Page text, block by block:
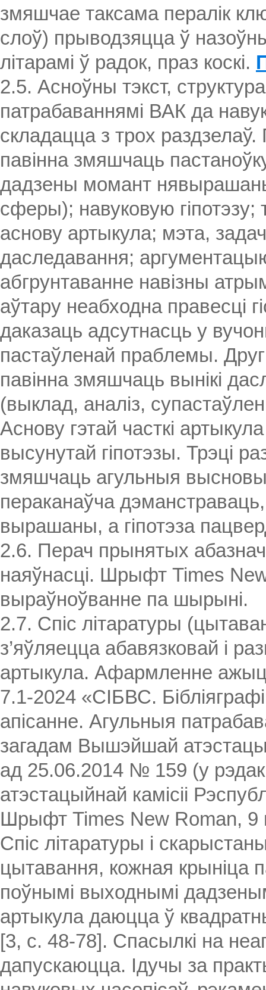
змяшчае таксама пералік
слоў) прыводзяцца ў
літарамі ў радок, праз коскі.
2.5. Асноўны тэкст,
патрабаваннямі ВАК да
складацца з трох
павінна змяшчаць
дадзены момант
сферы); навуковую
аснову артыкула; мэта,
даследавання;
абгрунтаванне навізны
аўтару неабходна правесці
даказаць адсутнасць у
пастаўленай праблемы.
павінна змяшчаць вынікі
(выклад, аналіз,
Аснову гэтай часткі
высунутай гіпотэзы. Трэці
змяшчаць агульныя
пераканаўча
вырашаны, а гіпотэза
2.6. Перач прынятых
наяўнасці. Шрыфт Times
выраўноўванне па шырыні.
2.7. Спіс літаратуры
з’яўляецца абавязковай і
артыкула. Афармленне
7.1-2024 «СІБВС.
апісанне. Агульныя
загадам Вышэйшай
ад 25.06.2014 № 159 (у
атэстацыйнай камісіі
Шрыфт Times New Roman, 9
Спіс літаратуры і
цытавання, кожная крыніца
поўнымі выходнымі
артыкула даюцца ў
[3, с. 48-78]. Спасылкі на
дапускаюцца. Ідучы за